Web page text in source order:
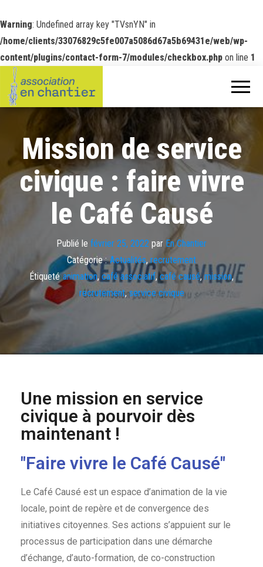
Warning: Undefined array key "TVsnYN" in
/home/clients/33076829c5fe007a5086d67a5b69431e/web/wp-
content/plugins/contact-form-7/modules/checkbox.php on line 1
Mission de service
civique : faire vivre
le Café Causé
Publié le février 25, 2022 par En Chantier
Catégorie : Actualités, recrutement
Étiqueté animation, café associatif,café causé,mission,
recrutement,service civique
Une mission en service
civique à pourvoir dès
maintenant !
"Faire vivre le Café Causé"
Le Café Causé est un espace d’animation de la vie
locale, point de repère et de convergence des
initiatives citoyennes. Ses actions s’appuient sur le
processus de participation dans une démarche
d’échange, d’auto-formation, de co-construction